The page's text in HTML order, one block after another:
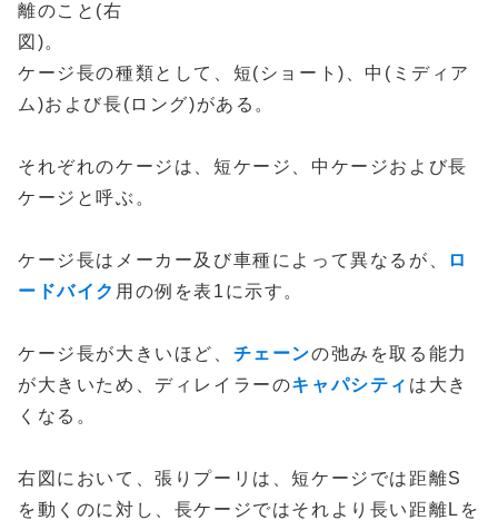
離のこと(右
図)。
ケージ長の種類として、短(ショート)、中(ミディア
ム)および長(ロング)がある。
それぞれのケージは、短ケージ、中ケージおよび長
ケージと呼ぶ。
ケージ長はメーカー及び車種によって異なるが、
ロ
ードバイク 用の例を表1に示す。
ケージ長が大きいほど、 チェーンの弛みを取る能力
が大きいため、ディレイラーのキャパシティ は大き
くなる。
右図において、張りプーリは、短ケージでは距離S
を動くのに対し、長ケージではそれより長い距離Lを